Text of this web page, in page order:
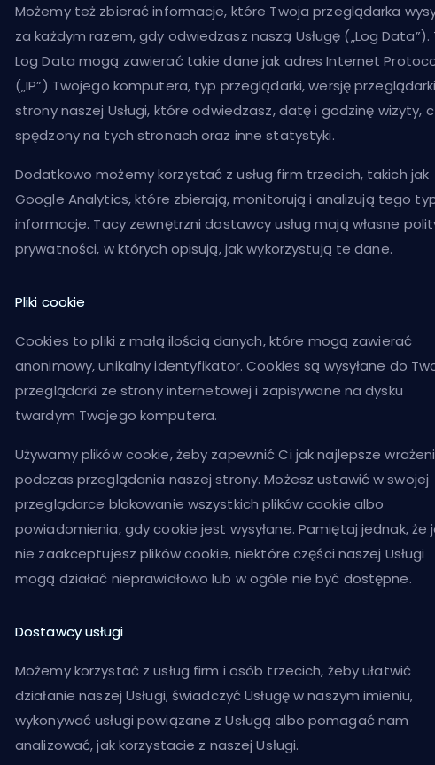
Możemy też zbierać informacje, które Twoja przeglądarka
za każdym razem, gdy odwiedzasz naszą Usługę („Log Data”).
Log Data mogą zawierać takie dane jak adres Internet
(„IP”) Twojego komputera, typ przeglądarki, wersję
strony naszej Usługi, które odwiedzasz, datę i godzinę wizyty,
spędzony na tych stronach oraz inne statystyki.
Dodatkowo możemy korzystać z usług firm trzecich, takich jak
Google Analytics, które zbierają, monitorują i analizują tego
informacje. Tacy zewnętrzni dostawcy usług mają własne
prywatności, w których opisują, jak wykorzystują te dane.
Pliki cookie
Cookies to pliki z małą ilością danych, które mogą zawierać
anonimowy, unikalny identyfikator. Cookies są wysyłane do
przeglądarki ze strony internetowej i zapisywane na dysku
twardym Twojego komputera.
Używamy plików cookie, żeby zapewnić Ci jak najlepsze
podczas przeglądania naszej strony. Możesz ustawić w swojej
przeglądarce blokowanie wszystkich plików cookie albo
powiadomienia, gdy cookie jest wysyłane. Pamiętaj jednak, że
nie zaakceptujesz plików cookie, niektóre części naszej Usługi
mogą działać nieprawidłowo lub w ogóle nie być dostępne.
Dostawcy usługi
Możemy korzystać z usług firm i osób trzecich, żeby ułatwić
działanie naszej Usługi, świadczyć Usługę w naszym imieniu,
wykonywać usługi powiązane z Usługą albo pomagać nam
analizować, jak korzystacie z naszej Usługi.